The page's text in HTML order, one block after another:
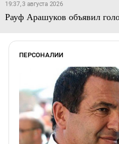
19:37, 3 августа 2026
Рауф Арашуков объявил
ПЕРСОНАЛИИ